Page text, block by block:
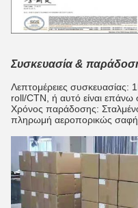
Συσκευασία &
Λεπτομέρειες
roll/CTN, ή αυτό είναι επάνω
Χρόνος παράδοσης:
πληρωμή αεροπορικώς